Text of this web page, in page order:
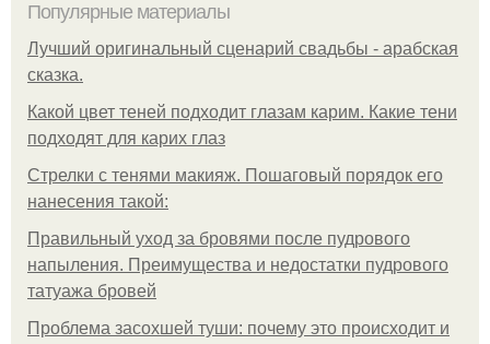
Популярные материалы
Лучший оригинальный сценарий свадьбы - арабская
сказка.
Какой цвет теней подходит глазам карим. Какие тени
подходят для карих глаз
Стрелки с тенями макияж. Пошаговый порядок его
нанесения такой:
Правильный уход за бровями после пудрового
напыления. Преимущества и недостатки пудрового
татуажа бровей
Проблема засохшей туши: почему это происходит и